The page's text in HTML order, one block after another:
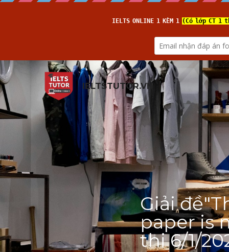
IELTSTUTOR.VN
Giải
paper is
thi 6/1/